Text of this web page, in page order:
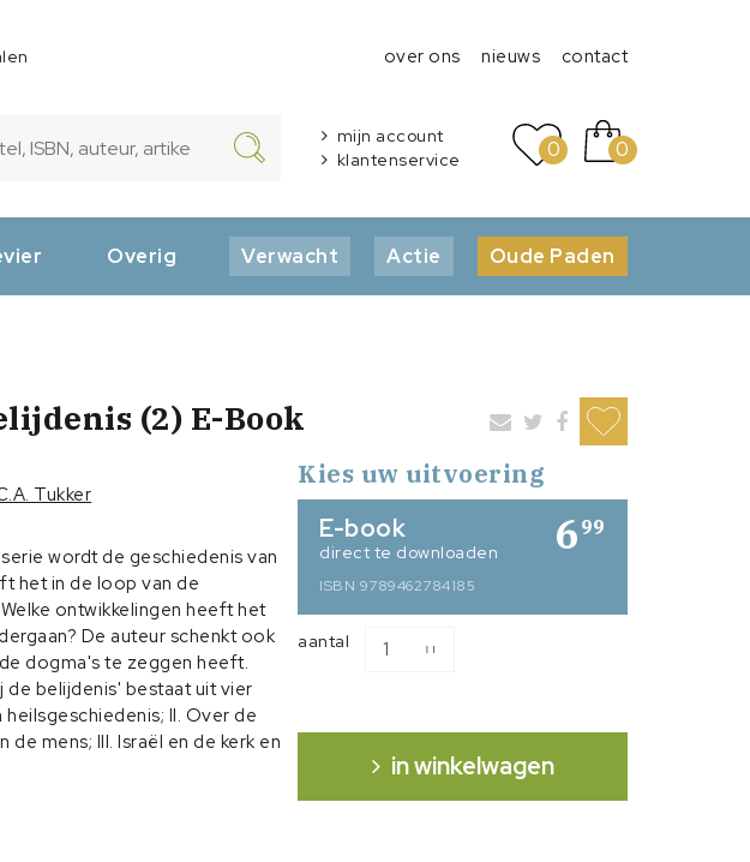
over ons nieuws contact
mijn account
klantenservice
0 0
Overig Verwacht Actie Oude Paden
(2) E-Book
Tukker
wordt de geschiedenis van
het in de loop van de
ontwikkelingen heeft het
De auteur schenkt ook
dogma's te zeggen heeft.
de belijdenis' bestaat uit vier
II. Over de
mens; III. Israël en de kerk en
In het derde
Kies uw uitvoering
6 99
E-book
direct te downloaden
ISBN 9789462784185
aantal
in winkelwagen